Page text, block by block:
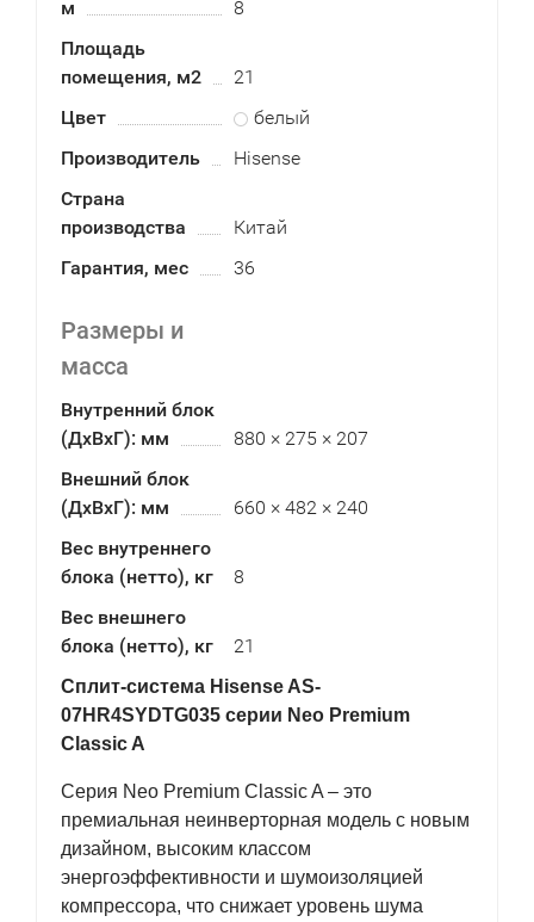
м
8
Площадь
помещения, м2
21
Цвет
белый
Производитель
Hisense
Страна
производства
Китай
Гарантия, мес
36
Размеры и
масса
Внутренний блок
(ДхВхГ): мм
880 × 275 × 207
Внешний блок
(ДхВхГ): мм
660 × 482 × 240
Вес внутреннего
блока (нетто), кг
8
Вес внешнего
блока (нетто), кг
21
Сплит-система Hisense AS-
07HR4SYDTG035 серии Neo Premium
Classic A
Серия Neo Premium Classic A – это
премиальная неинверторная модель с новым
дизайном, высоким классом
энергоэффективности и шумоизоляцией
компрессора, что снижает уровень шума